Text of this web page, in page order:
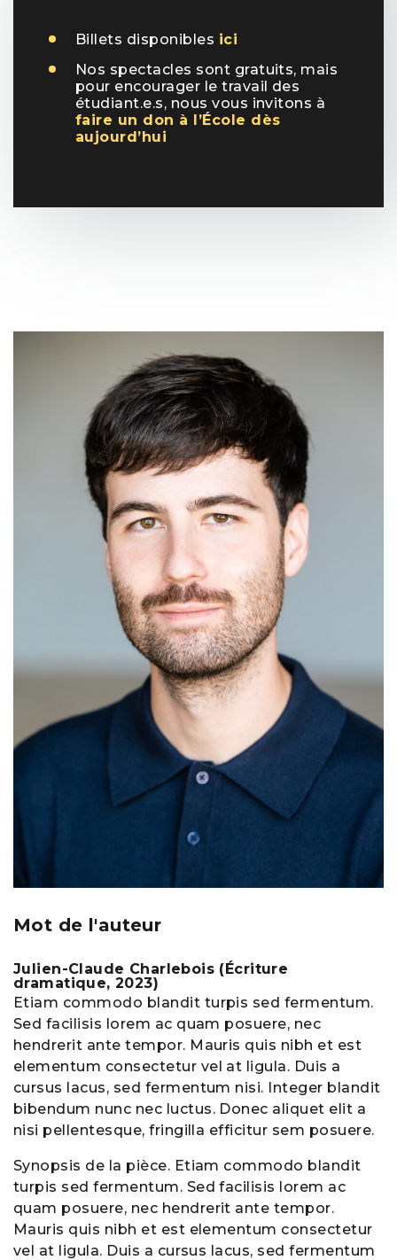
Billets disponibles ici
Nos spectacles sont gratuits, mais
pour encourager le travail des
étudiant.e.s, nous vous invitons à
faire un don à l’École dès
aujourd’hui
Mot de l'auteur
Julien-Claude Charlebois (Écriture
dramatique, 2023)
Etiam commodo blandit turpis sed fermentum.
Sed facilisis lorem ac quam posuere, nec
hendrerit ante tempor. Mauris quis nibh et est
elementum consectetur vel at ligula. Duis a
cursus lacus, sed fermentum nisi. Integer blandit
bibendum nunc nec luctus. Donec aliquet elit a
nisi pellentesque, fringilla efficitur sem posuere.
Synopsis de la pièce. Etiam commodo blandit
turpis sed fermentum. Sed facilisis lorem ac
quam posuere, nec hendrerit ante tempor.
Mauris quis nibh et est elementum consectetur
vel at ligula. Duis a cursus lacus, sed fermentum